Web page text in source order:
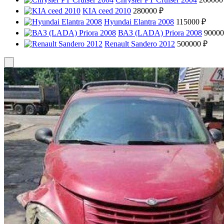
KIA ceed 2010 280000 ₽
Hyundai Elantra 2008 115000 ₽
ВАЗ (LADA) Priora 2008
Renault Sandero 2012 500000 ₽